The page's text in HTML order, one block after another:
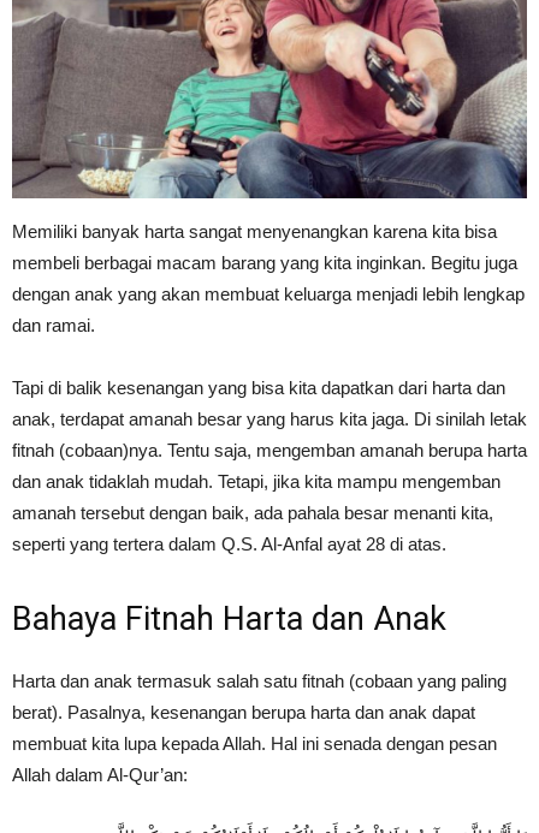
Memiliki banyak harta sangat menyenangkan karena kita bisa
membeli berbagai macam barang yang kita inginkan. Begitu juga
dengan anak yang akan membuat keluarga menjadi lebih lengkap
dan ramai.
Tapi di balik kesenangan yang bisa kita dapatkan dari harta dan
anak, terdapat amanah besar yang harus kita jaga. Di sinilah letak
fitnah (cobaan)nya. Tentu saja, mengemban amanah berupa harta
dan anak tidaklah mudah. Tetapi, jika kita mampu mengemban
amanah tersebut dengan baik, ada pahala besar menanti kita,
seperti yang tertera dalam Q.S. Al-Anfal ayat 28 di atas.
Bahaya Fitnah Harta dan Anak
Harta dan anak termasuk salah satu fitnah (cobaan yang paling
berat). Pasalnya, kesenangan berupa harta dan anak dapat
membuat kita lupa kepada Allah. Hal ini senada dengan pesan
Allah dalam Al-Qur’an: